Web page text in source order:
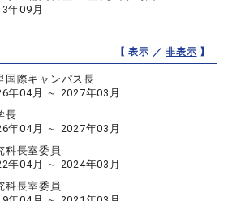
年09月
【 表示 ／非表示 】
国際キャンパス長
年04月 ～ 2027年03月
長
年04月 ～ 2027年03月
科長室委員
年04月 ～ 2024年03月
科長室委員